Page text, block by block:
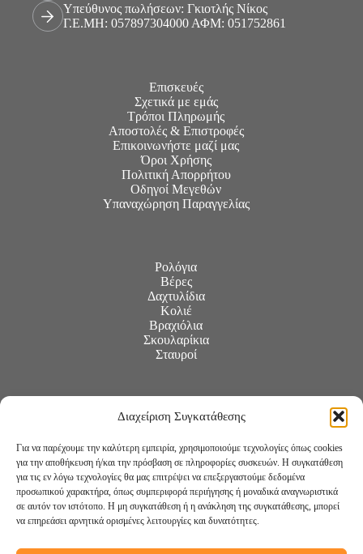
Διαχείριση Συγκατάθεσης
Για να παρέχουμε την καλύτερη εμπειρία, χρησιμοποιούμε τεχνολογίες όπως cookies
για την αποθήκευση ή/και την πρόσβαση σε πληροφορίες συσκευών. Η συγκατάθεση
για τις εν λόγω τεχνολογίες θα μας επιτρέψει να επεξεργαστούμε δεδομένα
προσωπικού χαρακτήρα, όπως συμπεριφορά περιήγησης ή μοναδικά αναγνωριστικά
σε αυτόν τον ιστότοπο. Η μη συγκατάθεση ή η ανάκληση της συγκατάθεσης, μπορεί
να επηρεάσει αρνητικά ορισμένες λειτουργίες και δυνατότητες.
Υπεύθυνος πωλήσεων: Γκιοτλής Νίκος
Γ.Ε.ΜΗ: 057897304000 ΑΦΜ: 051752861
Επισκευές
Σχετικά με εμάς
Τρόποι Πληρωμής
Αποστολές & Επιστροφές
Επικοινωνήστε μαζί μας
Όροι Χρήσης
Πολιτική Απορρήτου
Οδηγοί Μεγεθών
Υπαναχώρηση Παραγγελίας
Ρολόγια
Βέρες
Δαχτυλίδια
Κολιέ
Βραχιόλια
Σκουλαρίκια
Σταυροί